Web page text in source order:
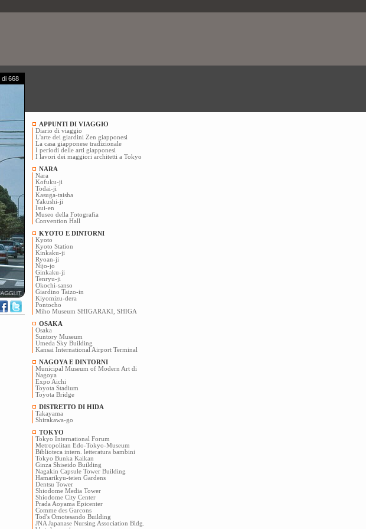
di 668
APPUNTI DI VIAGGIO
Diario di viaggio
L'arte dei giardini Zen giapponesi
La casa giapponese tradizionale
I periodi delle arti giapponesi
I lavori dei maggiori architetti a Tokyo
NARA
Nara
Kofuku-ji
Todai-ji
Kasuga-taisha
Yakushi-ji
Isui-en
Museo della Fotografia
Convention Hall
KYOTO E DINTORNI
Kyoto
Kyoto Station
Kinkaku-ji
Ryoan-ji
Nijo-jo
Ginkaku-ji
Tenryu-ji
Okochi-sanso
Giardino Taizo-in
Kiyomizu-dera
Pontocho
Miho Museum SHIGARAKI, SHIGA
OSAKA
Osaka
Suntory Museum
Umeda Sky Building
Kansai International Airport Terminal
NAGOYA E DINTORNI
Municipal Museum of Modern Art di
Nagoya
Expo Aichi
Toyota Stadium
Toyota Bridge
DISTRETTO DI HIDA
Takayama
Shirakawa-go
TOKYO
Tokyo International Forum
Metropolitan Edo-Tokyo-Museum
Biblioteca intern. letteratura bambini
Tokyo Bunka Kaikan
Ginza Shiseido Building
Nagakin Capsule Tower Building
Hamarikyu-teien Gardens
Dentsu Tower
Shiodome Media Tower
Shiodome City Center
Prada Aoyama Epicenter
Comme des Garcons
Tod's Omotesando Building
JNA Japanase Nursing Association Bldg.